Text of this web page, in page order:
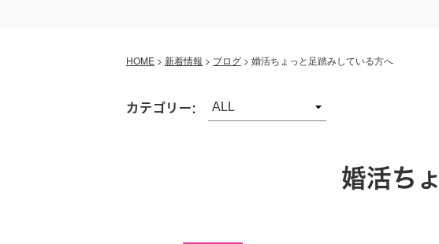
HOME > 新着情報 > ブログ > 婚活ちょっと足踏みしている方へ
カテゴリー:
婚活ち